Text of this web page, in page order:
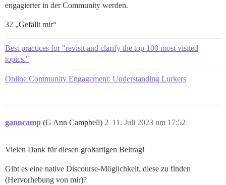
engagierter in der Community werden.
32 „Gefällt mir“
Best practices for "revisit and clarify the top 100 most visited
topics."
Online Community Engagement: Understanding Lurkers
ganncamp (G Ann Campbell) 11. Juli 2023 um 17:52
2
Vielen Dank für diesen großartigen Beitrag!
Gibt es eine native Discourse-Möglichkeit, diese zu finden
(Hervorhebung von mir)?